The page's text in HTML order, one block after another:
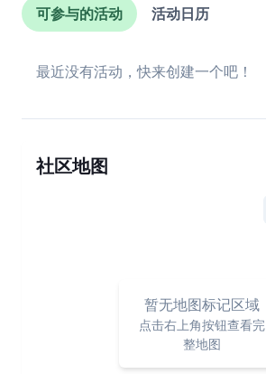
可参与的活动 活动日历
最近没有活动，快来创建一个吧！
社区地图
暂无地图标记区域
点击右上角按钮查看完
整地图